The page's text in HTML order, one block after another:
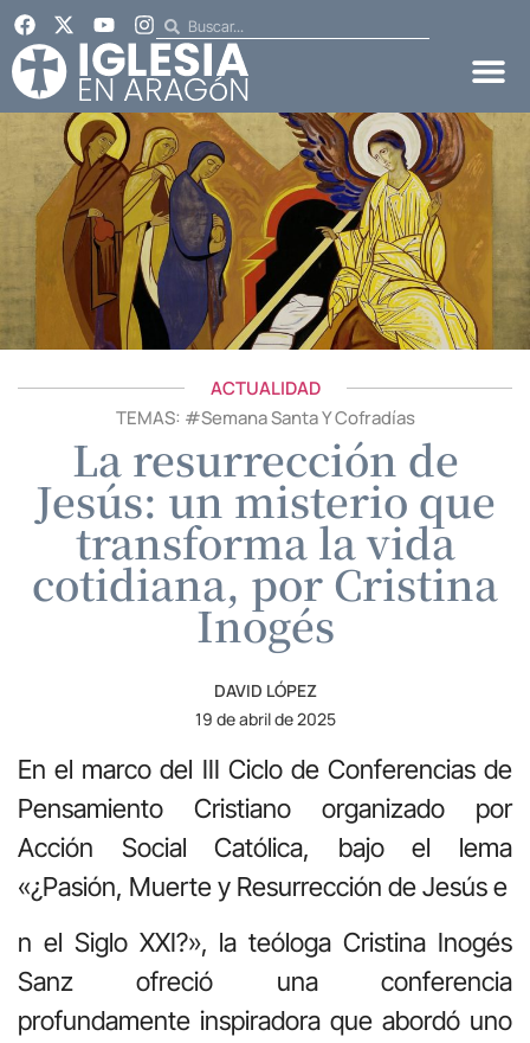
ACTUALIDAD
TEMAS: #Semana Santa Y Cofradías
La resurrección de
Jesús: un misterio que
transforma la vida
cotidiana, por Cristina
Inogés
DAVID LÓPEZ
19 de abril de 2025
En el marco del III Ciclo de Conferencias de
Pensamiento Cristiano organizado por
Acción Social Católica, bajo el lema
«¿Pasión, Muerte y Resurrección de Jesús e
n el Siglo XXI?», la teóloga Cristina Inogés
Sanz ofreció una conferencia
profundamente inspiradora que abordó uno